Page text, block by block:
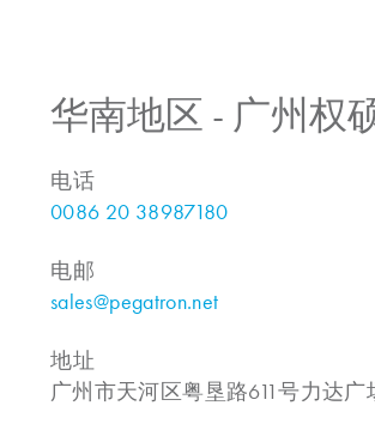
华南地区 - 广州权
电话
0086 20 38987180
电邮
sales@pegatron.net
地址
广州市天河区粤垦路611号力达广